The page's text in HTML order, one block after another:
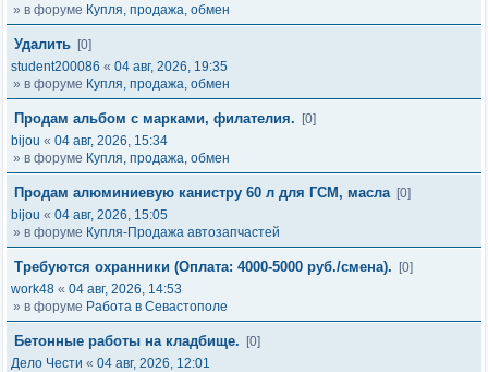
» в форуме Купля, продажа, обмен
Удалить [0]
student200086 « 04 авг, 2026, 19:35
» в форуме Купля, продажа, обмен
Продам альбом с марками, филателия.
[0]
bijou « 04 авг, 2026, 15:34
» в форуме Купля, продажа, обмен
Продам алюминиевую канистру 60 л для ГСМ, масла [0]
bijou « 04 авг, 2026, 15:05
» в форуме Купля-Продажа автозапчастей
Требуются охранники (Оплата: 4000-5000 руб./смена).
[0]
work48 « 04 авг, 2026, 14:53
» в форуме Работа в Севастополе
Бетонные работы на кладбище.
[0]
Дело Чести « 04 авг, 2026, 12:01